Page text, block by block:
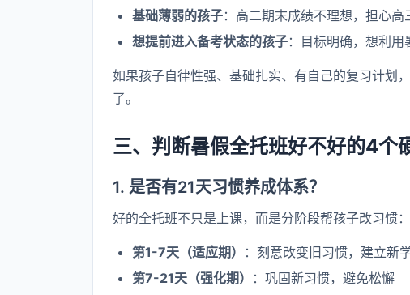
基础薄弱的孩子：高二期末成绩不理想，担心高
想提前进入备考状态的孩子：目标明确，想利用
如果孩子自律性强、基础扎实、有自己的复习计划
了。
三、判断暑假全托班好不好的4个
1. 是否有21天习惯养成体系？
好的全托班不只是上课，而是分阶段帮孩子改习惯：
第1-7天（适应期）
：刻意改变旧习惯，建立新
第7-21天（强化期）
：巩固新习惯，避免松懈